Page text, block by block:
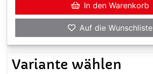
In den Warenkorb
Auf die Wunschliste
Variante wählen